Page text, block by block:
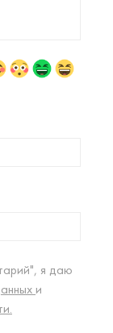
я даю
и